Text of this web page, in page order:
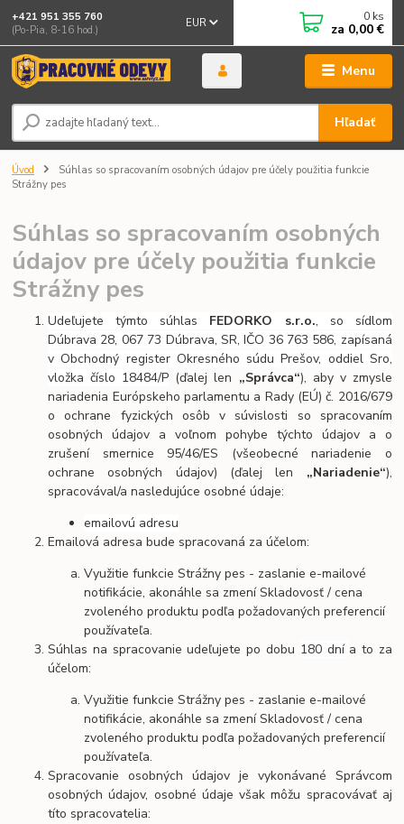
Menu
EUR
Hľadať
+421 951 355 760
(Po-Pia, 8-16 hod.)
0 ks
za 0,00 €
Úvod
Súhlas so spracovaním osobných údajov pre účely použitia funkcie
Strážny pes
Súhlas so spracovaním osobných
údajov pre účely použitia funkcie
Strážny pes
Udeľujete týmto súhlas FEDORKO s.r.o., so sídlom
Dúbrava 28, 067 73 Dúbrava, SR, IČO 36 763 586, zapísaná
v Obchodný register Okresného súdu Prešov, oddiel Sro,
vložka číslo 18484/P (ďalej len „Správca“), aby v zmysle
nariadenia Európskeho parlamentu a Rady (EÚ) č. 2016/679
o ochrane fyzických osôb v súvislosti so spracovaním
osobných údajov a voľnom pohybe týchto údajov a o
zrušení smernice 95/46/ES (všeobecné nariadenie o
ochrane osobných údajov) (ďalej len „Nariadenie“),
spracovával/a nasledujúce osobné údaje:
emailovú adresu
Emailová adresa bude spracovaná za účelom:
Využitie funkcie Strážny pes - zaslanie e-mailové
notifikácie, akonáhle sa zmení Skladovosť / cena
zvoleného produktu podľa požadovaných preferencií
používateľa.
Súhlas na spracovanie udeľujete po dobu 180 dní a to za
účelom:
Využitie funkcie Strážny pes - zaslanie e-mailové
notifikácie, akonáhle sa zmení Skladovosť / cena
zvoleného produktu podľa požadovaných preferencií
používateľa.
Spracovanie osobných údajov je vykonávané Správcom
osobných údajov, osobné údaje však môžu spracovávať aj
títo spracovatelia: